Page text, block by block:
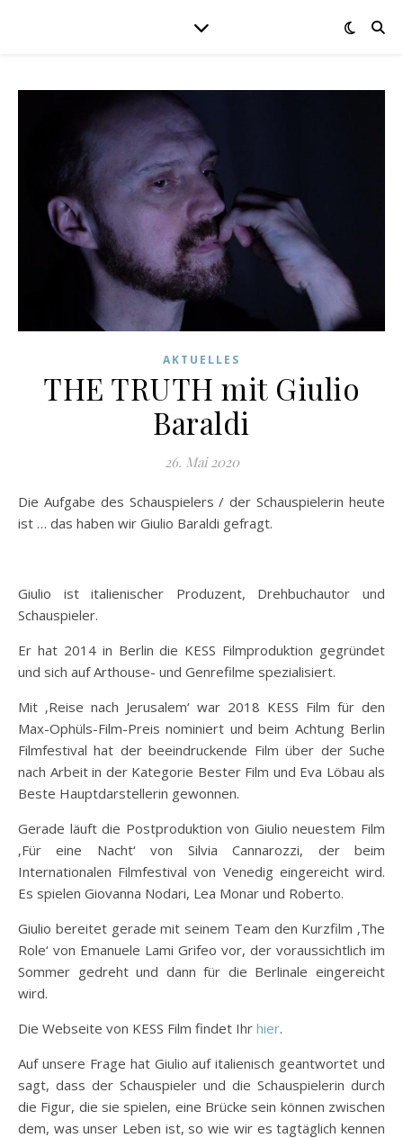
AKTUELLES
THE TRUTH mit Giulio
Baraldi
26. Mai 2020
Die Aufgabe des Schauspielers / der Schauspielerin heute
ist … das haben wir Giulio Baraldi gefragt.
Giulio ist italienischer Produzent, Drehbuchautor und
Schauspieler.
Er hat 2014 in Berlin die KESS Filmproduktion gegründet
und sich auf Arthouse- und Genrefilme spezialisiert.
Mit ‚Reise nach Jerusalem‘ war 2018 KESS Film für den
Max-Ophüls-Film-Preis nominiert und beim Achtung Berlin
Filmfestival hat der beeindruckende Film über der Suche
nach Arbeit in der Kategorie Bester Film und Eva Löbau als
Beste Hauptdarstellerin gewonnen.
Gerade läuft die Postproduktion von Giulio neuestem Film
‚Für eine Nacht‘ von Silvia Cannarozzi, der beim
Internationalen Filmfestival von Venedig eingereicht wird.
Es spielen Giovanna Nodari, Lea Monar und Roberto.
Giulio bereitet gerade mit seinem Team den Kurzfilm ‚The
Role‘ von Emanuele Lami Grifeo vor, der voraussichtlich im
Sommer gedreht und dann für die Berlinale eingereicht
wird.
Die Webseite von KESS Film findet Ihr hier.
Auf unsere Frage hat Giulio auf italienisch geantwortet und
sagt, dass der Schauspieler und die Schauspielerin durch
die Figur, die sie spielen, eine Brücke sein können zwischen
dem, was unser Leben ist, so wie wir es tagtäglich kennen